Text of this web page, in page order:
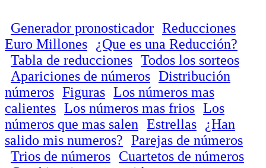
Generador pronosticador Reducciones
Euro Millones
¿Que es una Reducción?
Tabla de reducciones Todos los sorteos
Apariciones de números Distribución
números Figuras Los números mas
calientes Los números mas frios Los
números que mas salen Estrellas
¿Han
salido mis numeros? Parejas de números
Trios de números Cuartetos de números